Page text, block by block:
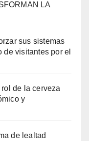
LA
sus sistemas
de visitantes por el
de la cerveza
y
de lealtad